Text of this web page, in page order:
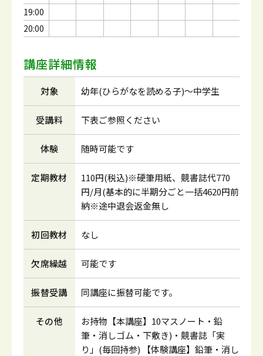
19:00
20:00
講座詳細情報
対象 幼年(ひらがなを読める子)～中学生
受講料 下表ご参照ください
体験 随時可能です
定期教材
110円(税込)※硬筆用紙、競書誌代770
円/月(基本的に半期分ごと一括4620円前
納※途中退会返金無し
初回教材 なし
欠席繰越 可能です
振替受講 同講座に振替可能です。
その他
お持物【本講座】10マスノート・鉛
筆・消しゴム・下敷き)・競書誌「実
り」(毎回持参) 【体験講座】鉛筆・消し